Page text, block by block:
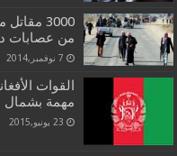
3000
من عصابات
7 نوفمبر,2014
القوات
مهمة بشمال
23 يونيو,2015